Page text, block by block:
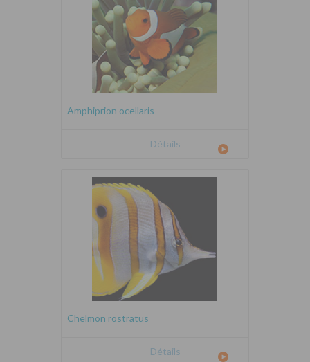
Amphiprion ocellaris
Détails
Chelmon rostratus
Détails